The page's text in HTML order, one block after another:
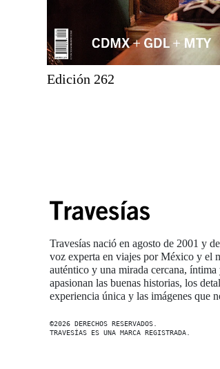
Edición 262
Travesías nació en agosto de 2001 y
voz experta en viajes por México y el
auténtico y una mirada cercana,
apasionan las buenas historias, los
experiencia única y las imágenes que
©2026 DERECHOS RESERVADOS.
TRAVESÍAS ES UNA MARCA REGISTRADA